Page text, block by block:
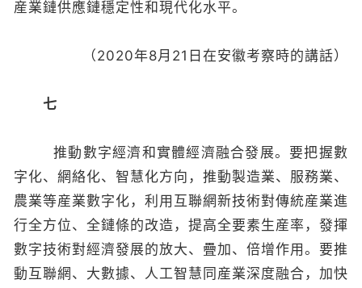
産業鏈供應鏈穩定性和現代化水平。
（2020年8月21日在安徽考察時的講話）
七
推動數字經濟和實體經濟融合發展。要把握數
字化、網絡化、智慧化方向，推動製造業、服務業、
農業等産業數字化，利用互聯網新技術對傳統産業進
行全方位、全鏈條的改造，提高全要素生産率，發揮
數字技術對經濟發展的放大、疊加、倍增作用。要推
動互聯網、大數據、人工智慧同産業深度融合，加快